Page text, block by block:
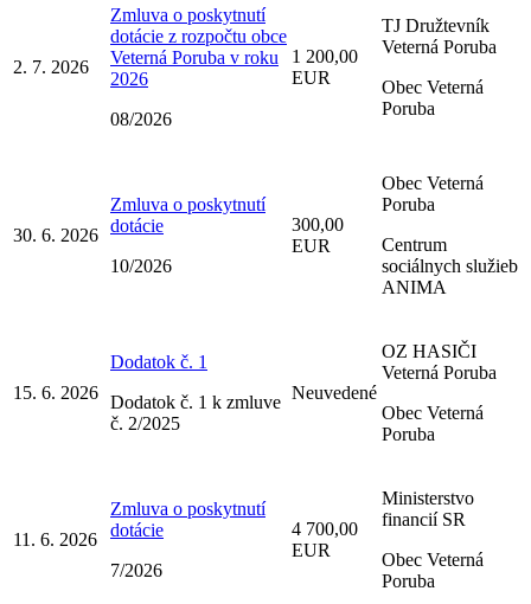
2. 7. 2026
Zmluva o poskytnutí
dotácie z rozpočtu obce
Veterná Poruba v roku
2026
08/2026
1 200,00
EUR
TJ Družtevník
Veterná Poruba
Obec Veterná
Poruba
30. 6. 2026
Zmluva o poskytnutí
dotácie
10/2026
300,00
EUR
Obec Veterná
Poruba
Centrum
sociálnych služieb
ANIMA
15. 6. 2026
Dodatok č. 1
Dodatok č. 1 k zmluve
č. 2/2025
Neuvedené
OZ HASIČI
Veterná Poruba
Obec Veterná
Poruba
11. 6. 2026
Zmluva o poskytnutí
dotácie
7/2026
4 700,00
EUR
Ministerstvo
financií SR
Obec Veterná
Poruba